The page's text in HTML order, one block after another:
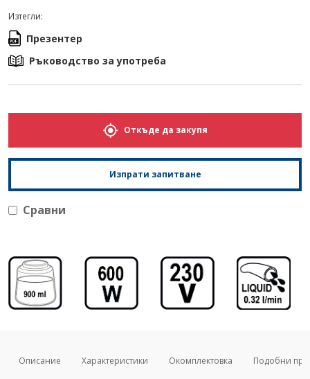
Изтегли:
Презентер
Ръководство за употреба
Откъде да закупя
Изпрати запитване
Сравни
Описание Характеристики Окомплектовка Подобни